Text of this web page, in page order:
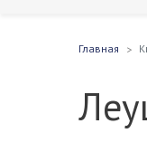
Главная